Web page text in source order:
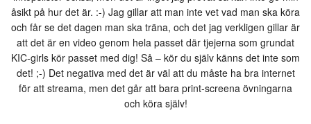
åsikt på hur det är. :-) Jag gillar att man inte vet vad man ska köra
och får se det dagen man ska träna, och det jag verkligen gillar är
att det är en video genom hela passet där tjejerna som grundat
KIC-girls kör passet med dig! Så – kör du själv känns det inte som
det! ;-) Det negativa med det är väl att du måste ha bra internet
för att streama, men det går att bara print-screena övningarna
och köra själv!